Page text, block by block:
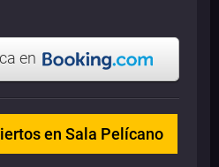
en
en Sala Pelícano